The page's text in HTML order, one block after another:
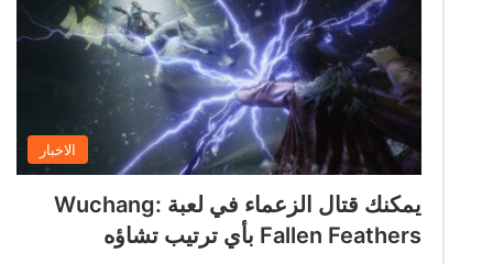
الاخبار
يمكنك قتال الزعماء في لعبة Wuchang:
Fallen Feathers بأي ترتيب تشاؤه